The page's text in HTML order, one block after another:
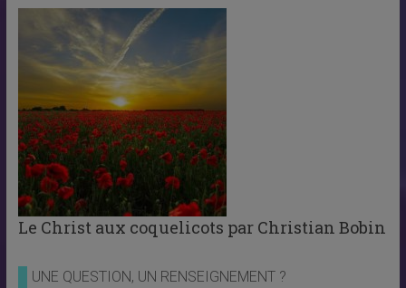
Le Christ aux coquelicots par Christian Bobin
UNE QUESTION, UN RENSEIGNEMENT ?